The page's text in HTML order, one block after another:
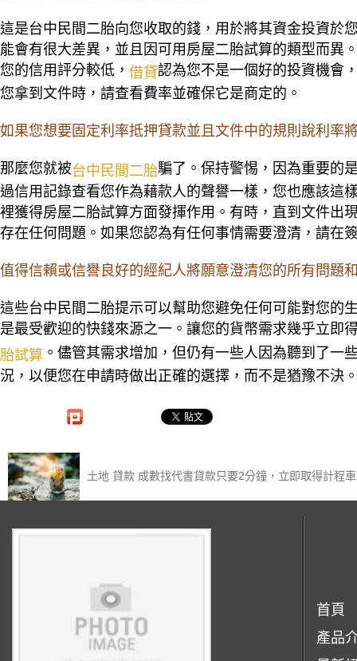
這是台中民間二胎向您收取的錢，用於將其資金投資於
能會有很大差異，並且因可用房屋二胎試算的類型而異
您的信用評分較低， 借貸認為您不是一個好的投資機會
您拿到文件時，請查看費率並確保它是商定的。
如果您想要固定利率抵押貸款並且文件中的規則說利率
那麼您就被台中民間二胎騙了。保持警惕，因為重要的
過信用記錄查看您作為藉款人的聲譽一樣，您也應該這
裡獲得房屋二胎試算方面發揮作用。有時，直到文件出
存在任何問題。如果您認為有任何事情需要澄清，請在
值得信賴或信譽良好的經紀人將願意澄清您的所有問題
這些台中民間二胎提示可以幫助您避免任何可能對您的
是最受歡迎的快錢來源之一。讓您的貨幣需求幾乎立即
胎試算 。儘管其需求增加，但仍有一些人因為聽到了一
況，以便您在申請時做出正確的選擇，而不是猶豫不決
土地 貸款 成數找代書貸款只要2分鐘，立即取得計程
首頁
產品